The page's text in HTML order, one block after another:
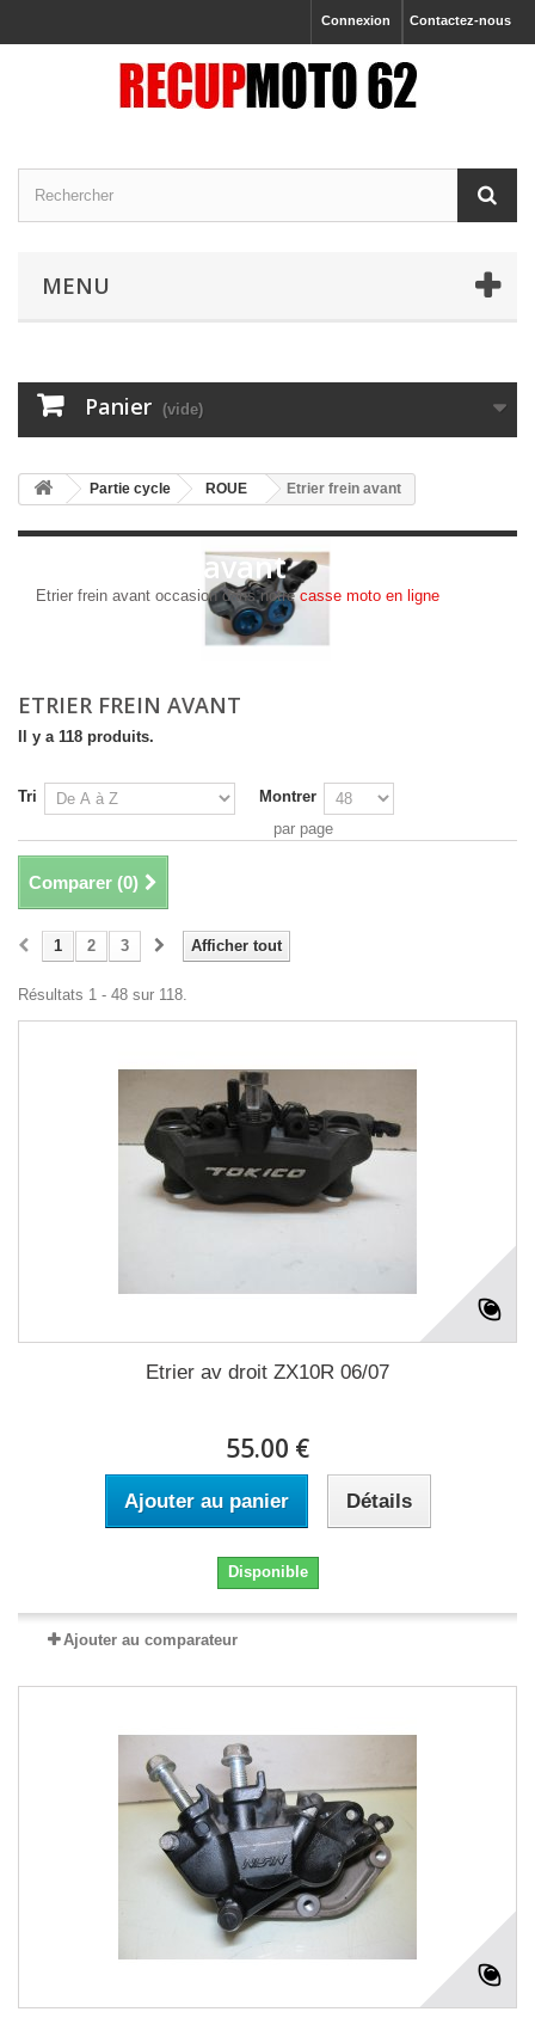
Contactez-nous
Connexion
MENU
Panier (vide)
Partie cycle ROUE Etrier frein avant
Etrier frein avant
Etrier frein avant occasion dans notrecasse moto en ligne
ETRIER FREIN AVANT
Il y a 118 produits.
Tri
Montrer
par page
Comparer (0)
Afficher tout
1 2 3
Résultats 1 - 48 sur 118.
Etrier av droit ZX10R 06/07
55.00 €
Ajouter au panier Détails
Disponible
Ajouter au comparateur